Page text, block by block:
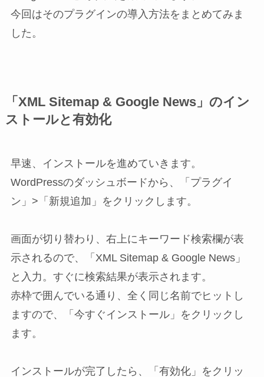
今回はそのプラグインの導入方法をまとめてみま
した。
「XML Sitemap & Google News」のイン
ストールと有効化
早速、インストールを進めていきます。
WordPressのダッシュボードから、「プラグイ
ン」>「新規追加」をクリックします。
画面が切り替わり、右上にキーワード検索欄が表
示されるので、「XML Sitemap & Google News」
と入力。すぐに検索結果が表示されます。
赤枠で囲んでいる通り、全く同じ名前でヒットし
ますので、「今すぐインストール」をクリックし
ます。
インストールが完了したら、「有効化」をクリッ